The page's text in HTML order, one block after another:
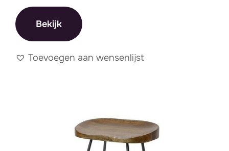
Bekijk
Toevoegen aan wensenlijst